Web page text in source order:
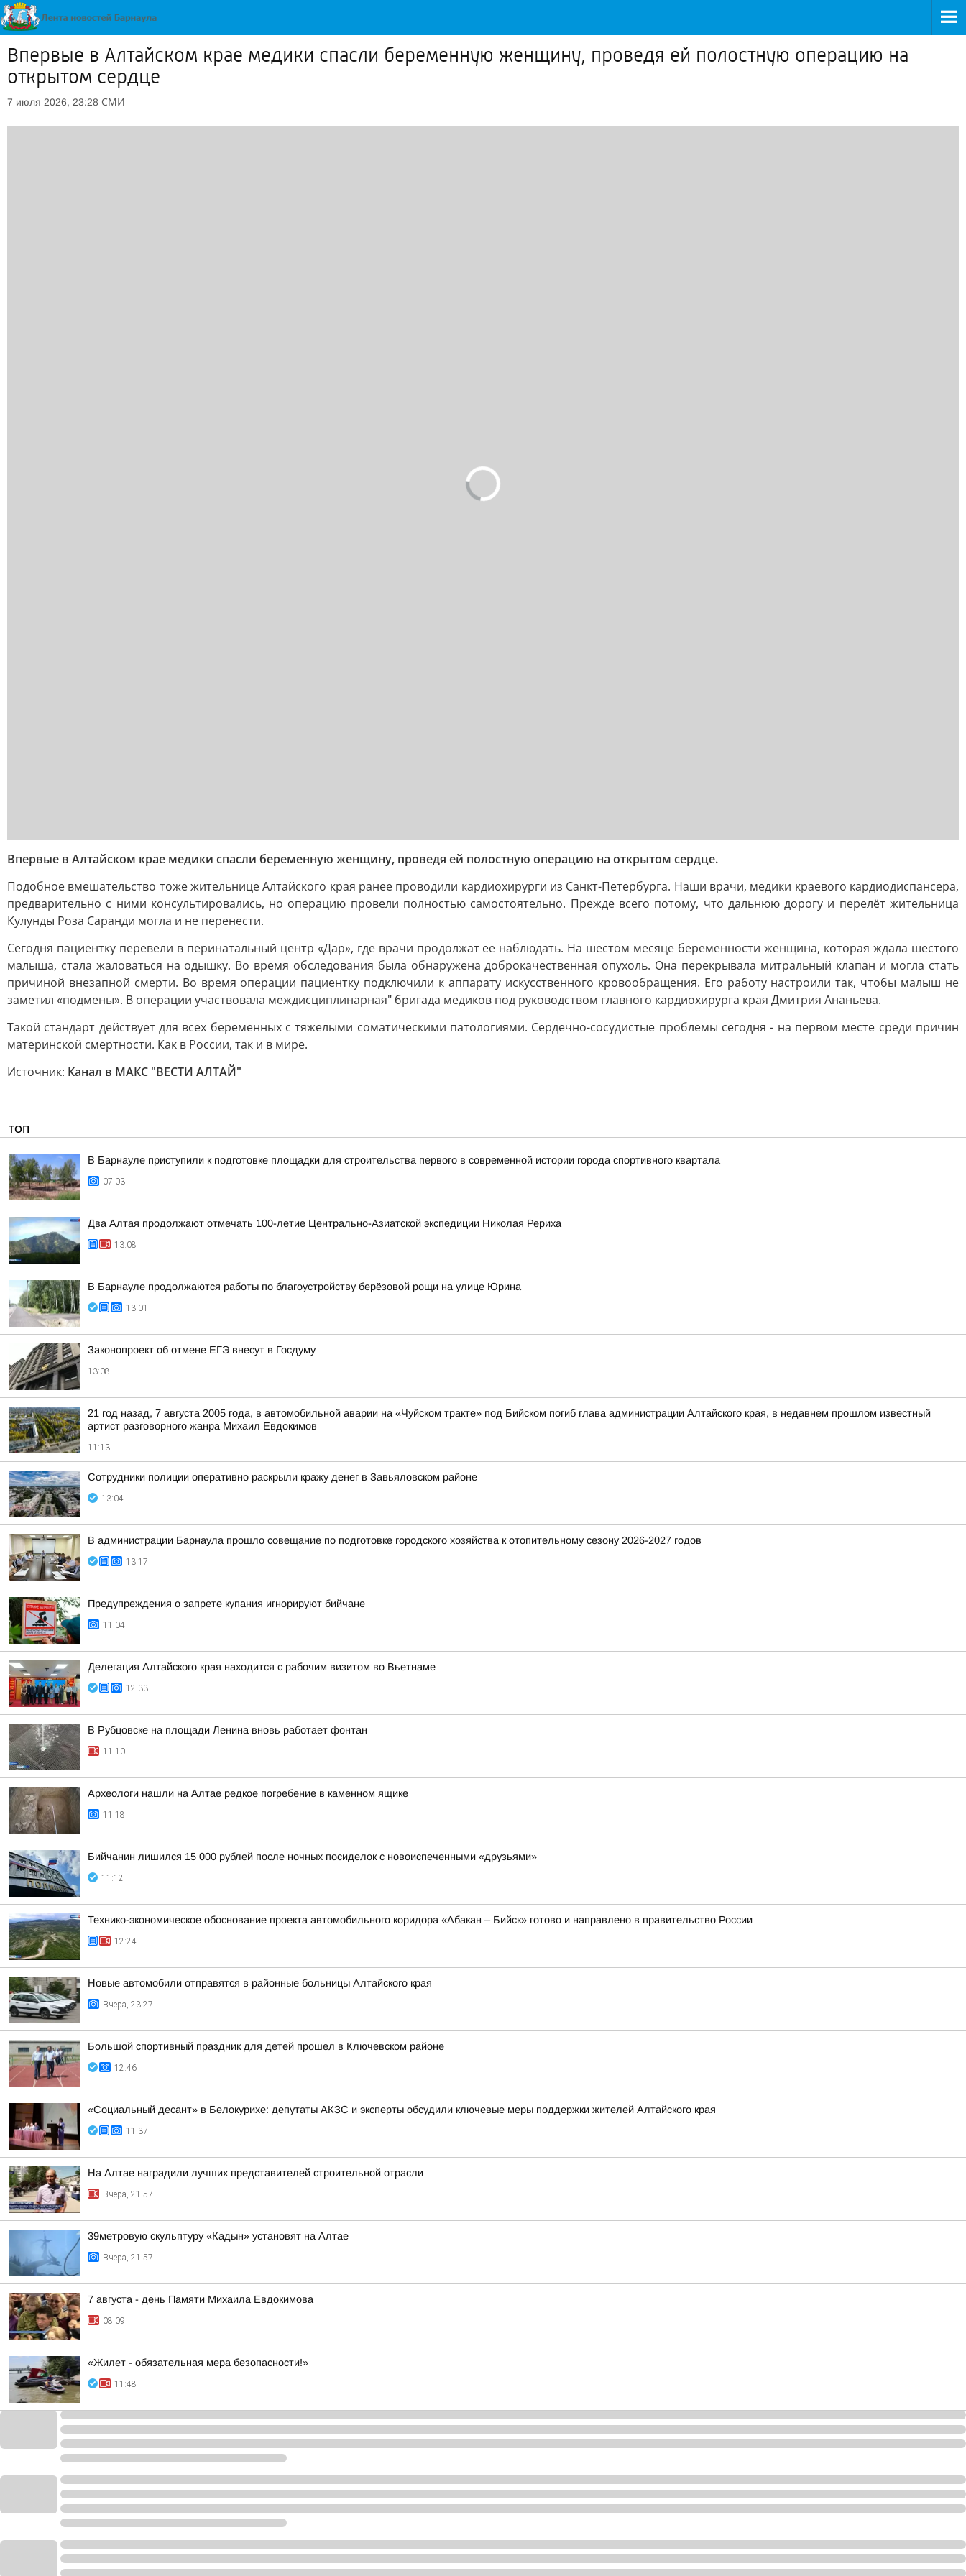
Впервые в Алтайском крае медики спасли беременную женщину, проведя ей полостную операцию на
открытом сердце
7 июля 2026, 23:28 СМИ
Впервые в Алтайском крае медики спасли беременную женщину, проведя ей полостную операцию на открытом сердце.
Подобное вмешательство тоже жительнице Алтайского края ранее проводили кардиохирурги из Санкт-Петербурга. Наши врачи, медики краевого кардиодиспансера,
предварительно с ними консультировались, но операцию провели полностью самостоятельно. Прежде всего потому, что дальнюю дорогу и перелёт жительница
Кулунды Роза Саранди могла и не перенести.
Сегодня пациентку перевели в перинатальный центр «Дар», где врачи продолжат ее наблюдать. На шестом месяце беременности женщина, которая ждала шестого
малыша, стала жаловаться на одышку. Во время обследования была обнаружена доброкачественная опухоль. Она перекрывала митральный клапан и могла стать
причиной внезапной смерти. Во время операции пациентку подключили к аппарату искусственного кровообращения. Его работу настроили так, чтобы малыш не
заметил «подмены». В операции участвовала междисциплинарная" бригада медиков под руководством главного кардиохирурга края Дмитрия Ананьева.
Такой стандарт действует для всех беременных с тяжелыми соматическими патологиями. Сердечно-сосудистые проблемы сегодня - на первом месте среди причин
материнской смертности. Как в России, так и в мире.
Источник: Канал в МАКС "ВЕСТИ АЛТАЙ"
ТОП
В Барнауле приступили к подготовке площадки для строительства первого в современной истории города спортивного квартала
07:03
Два Алтая продолжают отмечать 100-летие Центрально-Азиатской экспедиции Николая Рериха
13:08
В Барнауле продолжаются работы по благоустройству берёзовой рощи на улице Юрина
13:01
Законопроект об отмене ЕГЭ внесут в Госдуму
13:08
21 год назад, 7 августа 2005 года, в автомобильной аварии на «Чуйском тракте» под Бийском погиб глава администрации Алтайского края, в недавнем прошлом известный
артист разговорного жанра Михаил Евдокимов
11:13
Сотрудники полиции оперативно раскрыли кражу денег в Завьяловском районе
13:04
В администрации Барнаула прошло совещание по подготовке городского хозяйства к отопительному сезону 2026-2027 годов
13:17
Предупреждения о запрете купания игнорируют бийчане
11:04
Делегация Алтайского края находится с рабочим визитом во Вьетнаме
12:33
В Рубцовске на площади Ленина вновь работает фонтан
11:10
Археологи нашли на Алтае редкое погребение в каменном ящике
11:18
Бийчанин лишился 15 000 рублей после ночных посиделок с новоиспеченными «друзьями»
11:12
Технико-экономическое обоснование проекта автомобильного коридора «Абакан – Бийск» готово и направлено в правительство России
12:24
Новые автомобили отправятся в районные больницы Алтайского края
Вчера, 23:27
Большой спортивный праздник для детей прошел в Ключевском районе
12:46
«Социальный десант» в Белокурихе: депутаты АКЗС и эксперты обсудили ключевые меры поддержки жителей Алтайского края
11:37
На Алтае наградили лучших представителей строительной отрасли
Вчера, 21:57
39метровую скульптуру «Кадын» установят на Алтае
Вчера, 21:57
7 августа - день Памяти Михаила Евдокимова
08:09
«Жилет - обязательная мера безопасности!»
11:48